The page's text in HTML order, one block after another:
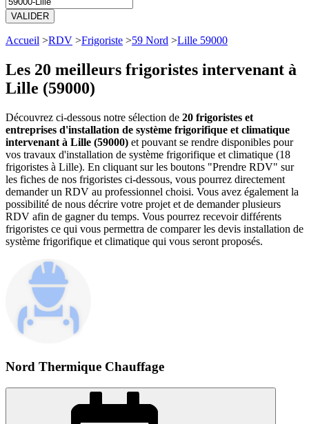
VALIDER
Accueil >RDV >Frigoriste >59 Nord >Lille 59000
Les 20 meilleurs frigoristes intervenant à
Lille (59000)
Découvrez ci-dessous notre sélection de 20 frigoristes et
entreprises d'installation de système frigorifique et climatique
intervenant à Lille (59000) et pouvant se rendre disponibles pour
vos travaux d'installation de système frigorifique et climatique (18
frigoristes à Lille). En cliquant sur les boutons "Prendre RDV" sur
les fiches de nos frigoristes ci-dessous, vous pourrez directement
demander un RDV au professionnel choisi. Vous avez également la
possibilité de nous décrire votre projet et de demander plusieurs
RDV afin de gagner du temps. Vous pourrez recevoir différents
frigoristes ce qui vous permettra de comparer les devis installation de
système frigorifique et climatique qui vous seront proposés.
Nord Thermique Chauffage